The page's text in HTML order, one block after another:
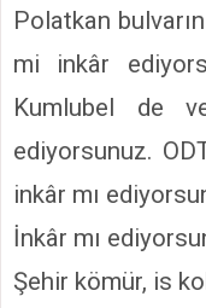
Polatkan
mi inkâr
Kumlubel de
ediyorsunuz.
inkâr mı
İnkâr mı
Şehir kömür, is